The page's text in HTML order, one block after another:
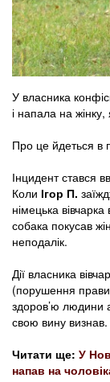
У власника
і напала на
Про це йдеться в
Інцидент стався
Коли Ігор П.
німецька
собака покусав
неподалік.
Дії власника
(порушення
здоров’ю людини
свою вину визнав.
Читати ще: У
напав на